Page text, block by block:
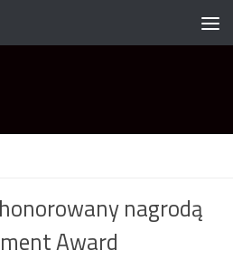
nagrodą
Award